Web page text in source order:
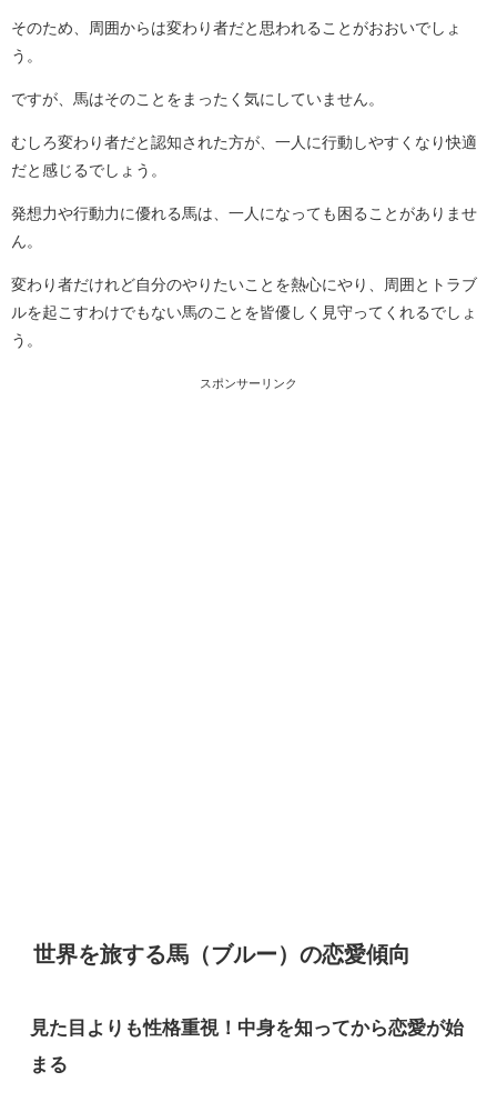
そのため、周囲からは変わり者だと思われることがおおいでしょ
う。
ですが、馬はそのことをまったく気にしていません。
むしろ変わり者だと認知された方が、一人に行動しやすくなり快適
だと感じるでしょう。
発想力や行動力に優れる馬は、一人になっても困ることがありませ
ん。
変わり者だけれど自分のやりたいことを熱心にやり、周囲とトラブ
ルを起こすわけでもない馬のことを皆優しく見守ってくれるでしょ
う。
スポンサーリンク
世界を旅する馬（ブルー）の恋愛傾向
見た目よりも性格重視！中身を知ってから恋愛が始
まる